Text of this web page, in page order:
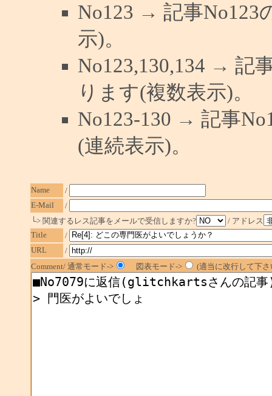
No123 → 記事No123
示)。
No123,130,134 → 記
ります(複数表示)。
No123-130 → 記事
(連続表示)。
Name
/
E-Mail
/
└> 関連するレス記事をメールで受信しますか?
/ アドレス
Title
/
URL
/
Comment/ 通常モード->
図表モード-> (適当に改行して下